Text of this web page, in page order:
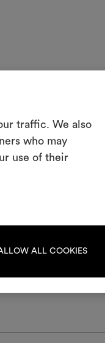
traffic. We also
who may
use of their
ALL COOKIES
dare vita e condividere